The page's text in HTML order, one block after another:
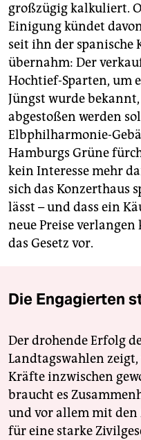
großzügig kalkuliert.
Einigung kündet
seit ihn der spanische
übernahm: Der
Hochtief-Sparten, um
Jüngst wurde bekannt,
abgestoßen werden
Elbphilharmonie-
Hamburgs Grüne
kein Interesse mehr
sich das Konzerthaus
lässt – und dass ein
neue Preise
das Gesetz vor.
Die Engagierten
Der drohende Erfolg
Landtagswahlen
Kräfte inzwischen
braucht es
und vor allem mit den
für eine starke